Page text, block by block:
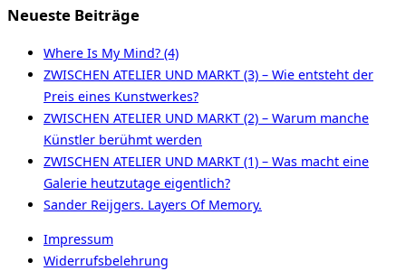
Neueste Beiträge
Where Is My Mind? (4)
ZWISCHEN ATELIER UND MARKT (3) – Wie entsteht der
Preis eines Kunstwerkes?
ZWISCHEN ATELIER UND MARKT (2) – Warum manche
Künstler berühmt werden
ZWISCHEN ATELIER UND MARKT (1) – Was macht eine
Galerie heutzutage eigentlich?
Sander Reijgers. Layers Of Memory.
Impressum
Widerrufsbelehrung